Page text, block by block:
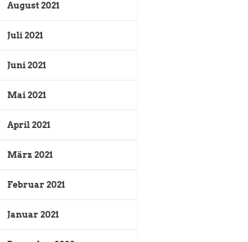
August 2021
Juli 2021
Juni 2021
Mai 2021
April 2021
März 2021
Februar 2021
Januar 2021